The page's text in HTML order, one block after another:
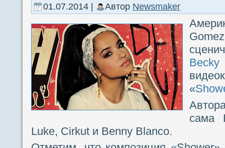
01.07.2014 | Автор Newsmaker
«
сама
Luke, Cirkut и Benny Blanco.